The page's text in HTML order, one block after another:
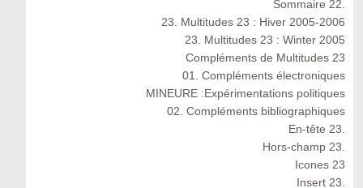
Sommaire 22.
23. Multitudes 23 : Hiver 2005-2006
23. Multitudes 23 : Winter 2005
Compléments de Multitudes 23
01. Compléments électroniques
MINEURE :Expérimentations politiques
02. Compléments bibliographiques
En-tête 23.
Hors-champ 23.
Icones 23
Insert 23.